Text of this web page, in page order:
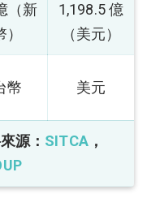
（新
1,198.5 億
（美元）
幣 美元
源： SITCA，